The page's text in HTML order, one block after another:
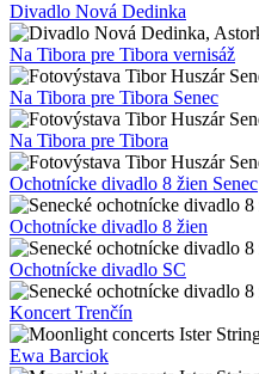
Divadlo Nová Dedinka
Na Tibora pre Tibora vernisáž
Na Tibora pre Tibora Senec
Na Tibora pre Tibora
Ochotnícke divadlo 8 žien Senec
Ochotnícke divadlo 8 žien
Ochotnícke divadlo SC
Koncert Trenčín
Ewa Barciok